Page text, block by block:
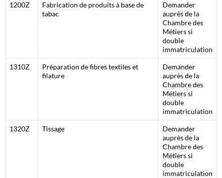
1200Z
Fabrication de produits à base de
tabac
Demander
auprès de la
Chambre des
Métiers si
double
immatriculation
1310Z
Préparation de fibres textiles et
filature
Demander
auprès de la
Chambre des
Métiers si
double
immatriculation
1320Z Tissage
Demander
auprès de la
Chambre des
Métiers si
double
immatriculation